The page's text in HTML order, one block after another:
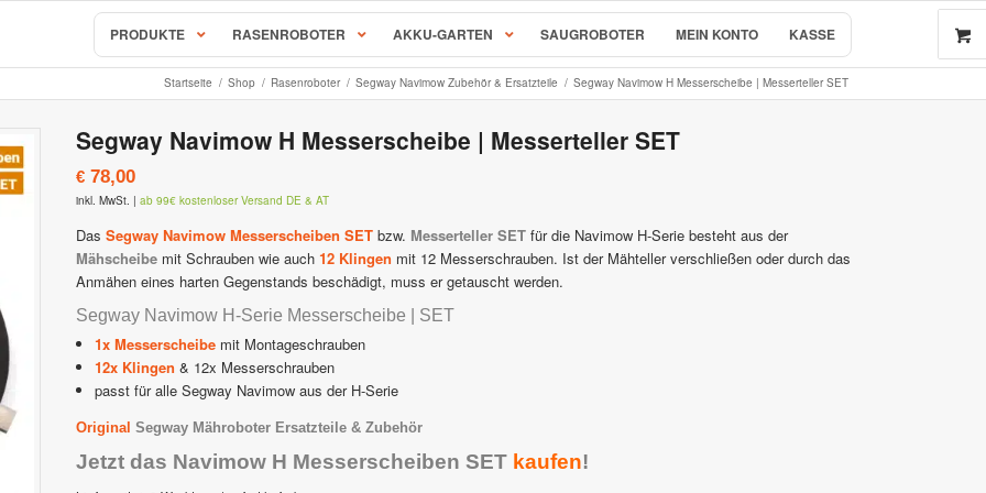
PRODUKTE
RC & RX Serie
& Ersatzteile
Mähroboter & Rasenroboter
& RockNeo Mähroboter
Zubehör & Ersatzteile
Zubehör & Ersatzteile
AL-KO & SOLO Mähroboter
SOLO Robolinho Mähroboter | by AL-KO
ALKO | SOLO Robolinho Zubehör & Ersatzteile
STIHL iMow Mähroboter
STIHL Viking iMow Zubehör & Ersatzteile
Ambrogio – Zuchetti
Ambrogio Zubehör & Ersatzteile
RASENROBOTER AKKU-GARTEN SAUGROBOTER MEIN KONTO KASSE
Startseite / Shop / Rasenroboter / Segway Navimow Zubehör & Ersatzteile / Segway Navimow H Messerscheibe | Messerteller SET
Segway Navimow H Messerscheibe | Messerteller SET
€ 78,00
inkl. MwSt. | ab 99€ kostenloser Versand DE & AT
Das Segway Navimow Messerscheiben SET bzw. Messerteller SET für die Navimow H-Serie besteht aus der
Mähscheibe mit Schrauben wie auch 12 Klingen mit 12 Messerschrauben. Ist der Mähteller verschließen oder durch das
Anmähen eines harten Gegenstands beschädigt, muss er getauscht werden.
Segway Navimow H-Serie Messerscheibe | SET
1x Messerscheibemit Montageschrauben
12x Klingen & 12x Messerschrauben
passt für alle Segway Navimow aus der H-Serie
Original Segway Mähroboter Ersatzteile & Zubehör
Jetzt das Navimow H Messerscheiben SET kaufen!